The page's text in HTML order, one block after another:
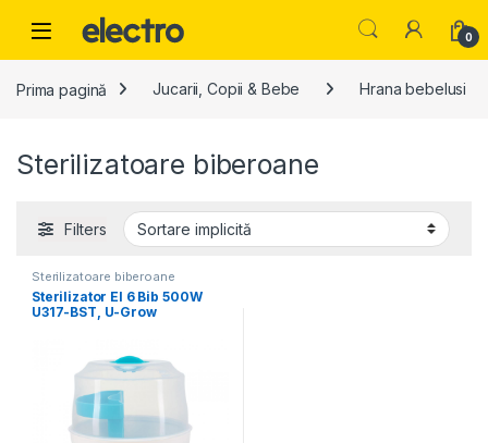
0
Prima pagină Jucarii, Copii & Bebe Hrana bebelusi
Sterilizatoare biberoane
Filters
Sterilizatoare biberoane
Sterilizator El 6 Bib 500W
U317-BST, U-Grow